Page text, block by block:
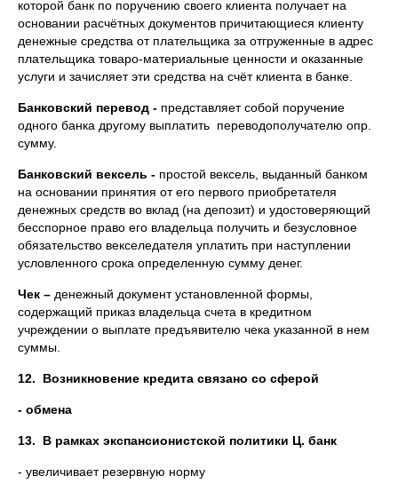
которой банк по поручению своего клиента получает на
основании расчётных документов причитающиеся клиенту
денежные средства от плательщика за отгруженные в адрес
плательщика товаро-материальные ценности и оказанные
услуги и зачисляет эти средства на счёт клиента в банке.
Банковский перевод - представляет собой поручение
одного банка другому выплатить переводополучателю опр.
сумму.
Банковский вексель - простой вексель, выданный банком
на основании принятия от его первого приобретателя
денежных средств во вклад (на депозит) и удостоверяющий
бесспорное право его владельца получить и безусловное
обязательство векселедателя уплатить при наступлении
условленного срока определенную сумму денег.
Чек – денежный документ установленной формы,
содержащий приказ владельца счета в кредитном
учреждении о выплате предъявителю чека указанной в нем
суммы.
12. Возникновение кредита связано со сферой
- обмена
13. В рамках экспансионистской политики Ц. банк
- увеличивает резервную норму